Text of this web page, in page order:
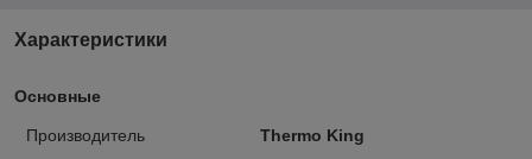
Характеристики
Основные
Производитель
Thermo King